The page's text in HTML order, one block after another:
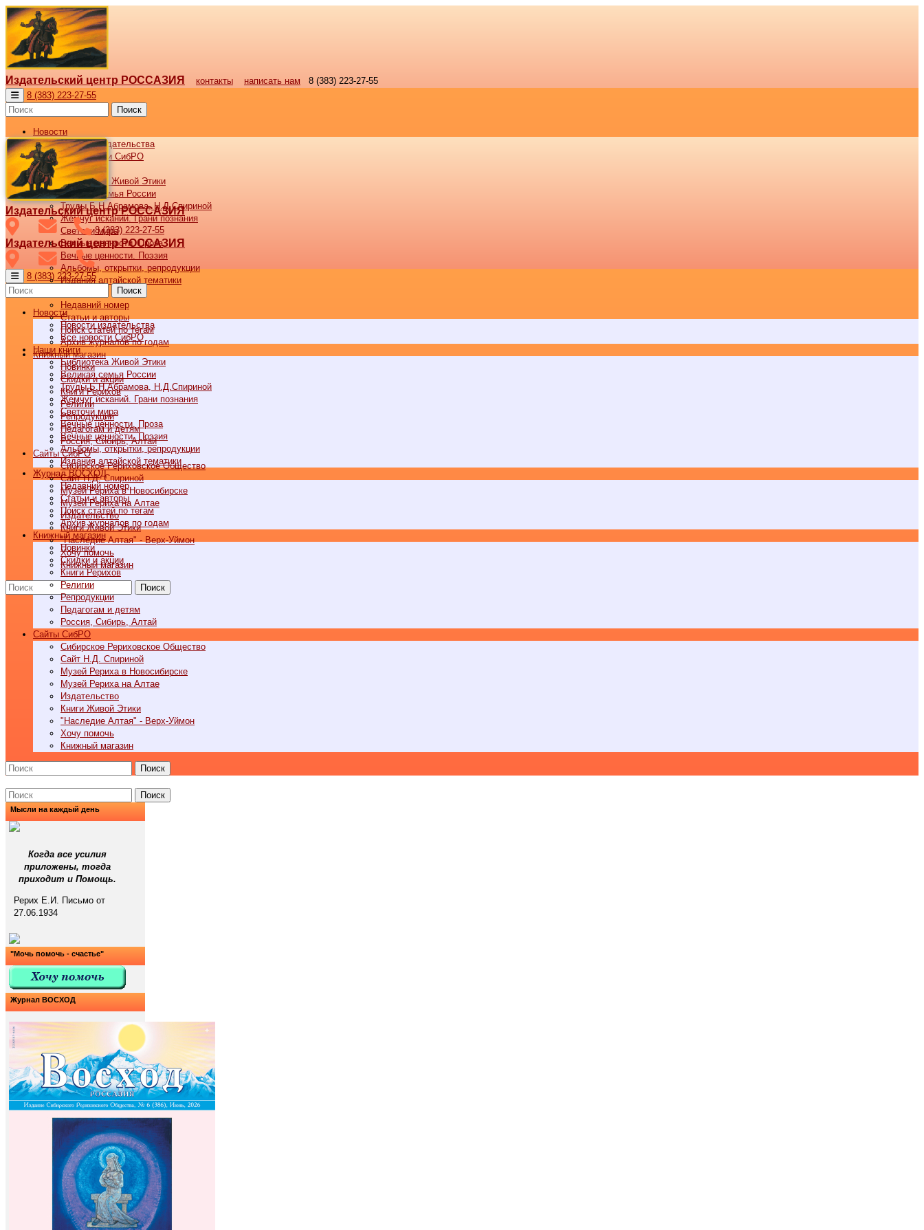
Издательский центр РОССАЗИЯ контакты написать нам
8 (383) 223-27-55
8 (383) 223-27-55
Поиск
Новости
Новости издательства
Все новости СибРО
Наши книги
Библиотека Живой Этики
Великая семья России
Труды Б.Н.Абрамова, Н.Д.Спириной
Жемчуг исканий. Грани познания
Светочи мира
Вечные ценности. Проза
Вечные ценности. Поэзия
Альбомы, открытки, репродукции
Издания алтайской тематики
Недавний номер
Статьи и авторы
Поиск статей по тегам
Архив журналов по годам
Книжный магазин
Новинки
Скидки и акции
Книги Рерихов
Религии
Репродукции
Педагогам и детям
Россия, Сибирь, Алтай
Cайты СибРО
Сибирское Рериховское Общество
Сайт Н.Д. Спириной
Музей Рериха в Новосибирске
Музей Рериха на Алтае
Издательство
Книги Живой Этики
"Наследие Алтая" - Верх-Уймон
Хочу помочь
Книжный магазин
Поиск
Издательский центр РОССАЗИЯ
8 (383) 223-27-55
Издательский центр РОССАЗИЯ
8 (383) 223-27-55
Поиск
Новости
Новости издательства
Все новости СибРО
Наши книги
Библиотека Живой Этики
Великая семья России
Труды Б.Н.Абрамова, Н.Д.Спириной
Жемчуг исканий. Грани познания
Светочи мира
Вечные ценности. Проза
Вечные ценности. Поэзия
Альбомы, открытки, репродукции
Издания алтайской тематики
Журнал ВОСХОД
Недавний номер
Статьи и авторы
Поиск статей по тегам
Архив журналов по годам
Книжный магазин
Новинки
Скидки и акции
Книги Рерихов
Религии
Репродукции
Педагогам и детям
Россия, Сибирь, Алтай
Cайты СибРО
Сибирское Рериховское Общество
Сайт Н.Д. Спириной
Музей Рериха в Новосибирске
Музей Рериха на Алтае
Издательство
Книги Живой Этики
"Наследие Алтая" - Верх-Уймон
Хочу помочь
Книжный магазин
Поиск
Поиск
Мысли на каждый день
Когда все усилия
приложены, тогда
приходит и Помощь.
Рерих Е.И. Письмо от
27.06.1934
"Мочь помочь - счастье"
Журнал ВОСХОД